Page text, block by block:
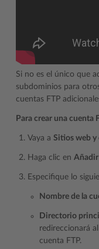
Si no es el único que
subdominios para
cuentas FTP
Para crear una cuenta
Vaya a Sitios web
Haga clic en Añadir
Especifique lo
Nombre de la
Directorio
redireccionará
cuenta FTP.